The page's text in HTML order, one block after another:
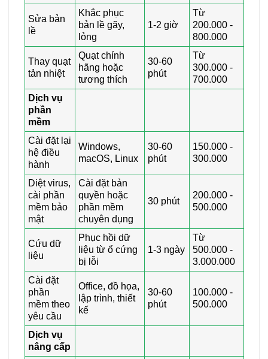
Sửa bản
lề
Khắc phục
bản lề gãy,
lỏng
1-2 giờ
Từ
200.000 -
800.000
Thay quạt
tản nhiệt
Quạt chính
hãng hoặc
tương thích
30-60
phút
Từ
300.000 -
700.000
Dịch vụ
phần
mềm
Cài đặt lại
hệ điều
hành
Windows,
macOS, Linux
30-60
phút
150.000 -
300.000
Diệt virus,
cài phần
mềm bảo
mật
Cài đặt bản
quyền hoặc
phần mềm
chuyên dụng
30 phút
200.000 -
500.000
Cứu dữ
liệu
Phục hồi dữ
liệu từ ổ cứng
bị lỗi
1-3 ngày
Từ
500.000 -
3.000.000
Cài đặt
phần
mềm theo
yêu cầu
Office, đồ họa,
lập trình, thiết
kế
30-60
phút
100.000 -
500.000
Dịch vụ
nâng cấp